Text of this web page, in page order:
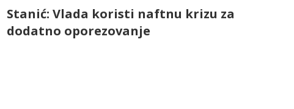
Stanić: Vlada koristi naftnu krizu za
dodatno oporezovanje